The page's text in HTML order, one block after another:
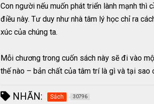
Con người nếu muốn phát triển lành mạnh thì
điều này. Tư duy như nhà tâm lý học chỉ ra
xúc của chúng ta.
Mỗi chương trong cuốn sách này sẽ đi vào
thế nào – bản chất của tâm trí là gì và tại sao
NHÃN: Sách 30796